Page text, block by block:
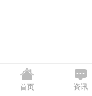
首页 资讯